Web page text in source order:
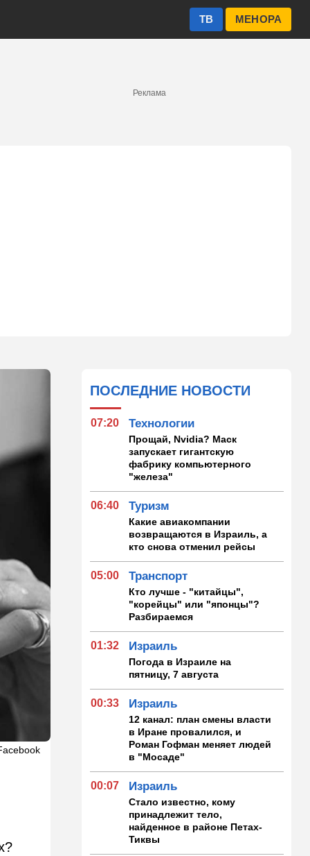
МЕНОРА
ТВ
Реклама
ПОСЛЕДНИЕ НОВОСТИ
07:20 Технологии
Прощай, Nvidia? Маск
запускает гигантскую
фабрику компьютерного
"железа"
06:40 Туризм
Какие авиакомпании
возвращаются в Израиль, а
кто снова отменил рейсы
05:00 Транспорт
Кто лучше - "китайцы",
"корейцы" или "японцы"?
Разбираемся
01:32 Израиль
Погода в Израиле на
пятницу, 7 августа
00:33 Израиль
12 канал: план смены власти
в Иране провалился, и
Роман Гофман меняет людей
в "Мосаде"
00:07 Израиль
Стало известно, кому
принадлежит тело,
найденное в районе Петах-
Тиквы